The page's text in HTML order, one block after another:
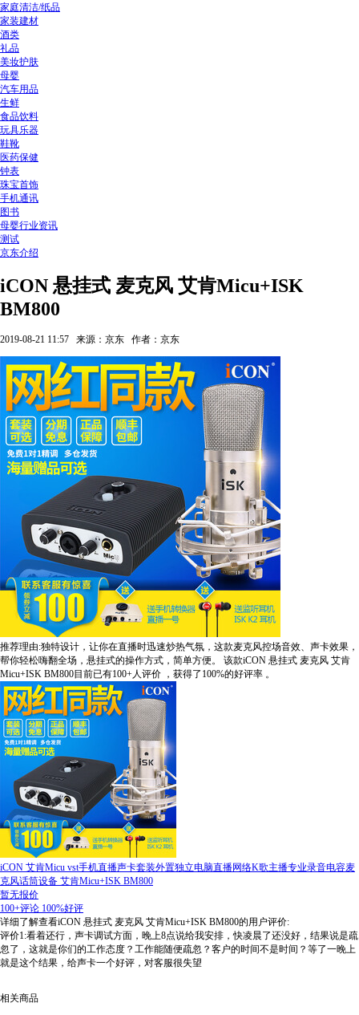
家庭清洁/纸品
家装建材
酒类
礼品
美妆护肤
母婴
汽车用品
生鲜
食品饮料
玩具乐器
鞋靴
医药保健
钟表
珠宝首饰
手机通讯
图书
母婴行业资讯
测试
京东介绍
iCON 悬挂式 麦克风 艾肯Micu+ISK
BM800
2019-08-21 11:57 来源：京东 作者：京东
推荐理由:独特设计，让你在直播时迅速炒热气氛，这款麦克风控场音效、声卡效果，
帮你轻松嗨翻全场，悬挂式的操作方式，简单方便。
该款iCON 悬挂式 麦克风 艾肯
Micu+ISK BM800目前已有100+人评价 ，获得了100%的好评率 。
iCON 艾肯Micu vst手机直播声卡套装外置独立电脑直播网络K歌主播专业录音电容麦
克风话筒设备 艾肯Micu+ISK BM800
暂无报价
100+评论 100%好评
详细了解查看iCON 悬挂式 麦克风 艾肯Micu+ISK BM800的用户评价:
评价1:看着还行，声卡调试方面，晚上8点说给我安排，快凌晨了还没好，结果说是疏
忽了，这就是你们的工作态度？工作能随便疏忽？客户的时间不是时间？等了一晚上
就是这个结果，给声卡一个好评，对客服很失望
相关商品